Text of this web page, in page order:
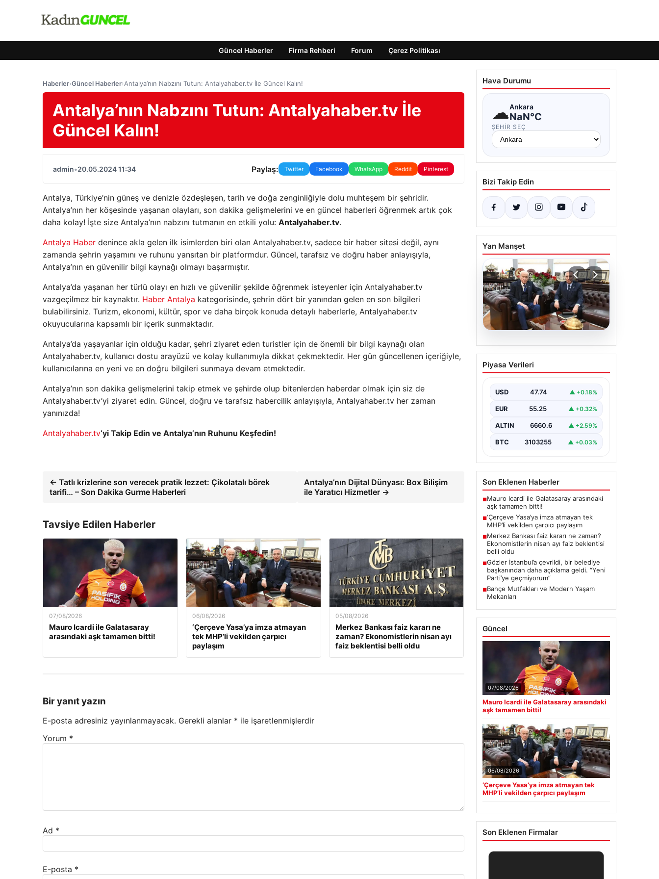
Güncel Haberler Firma Rehberi Forum Çerez Politikası
Haberler›Güncel Haberler›Antalya’nın Nabzını Tutun: Antalyahaber.tv İle Güncel Kalın!
Antalya’nın Nabzını Tutun: Antalyahaber.tv İle
Güncel Kalın!
admin•20.05.2024 11:34 Paylaş: Twitter Facebook WhatsApp Reddit Pinterest
Antalya, Türkiye’nin güneş ve denizle özdeşleşen, tarih ve doğa zenginliğiyle dolu muhteşem bir şehridir.
Antalya’nın her köşesinde yaşanan olayları, son dakika gelişmelerini ve en güncel haberleri öğrenmek artık çok
daha kolay! İşte size Antalya’nın nabzını tutmanın en etkili yolu: Antalyahaber.tv.
Antalya Haber denince akla gelen ilk isimlerden biri olan Antalyahaber.tv, sadece bir haber sitesi değil, aynı
zamanda şehrin yaşamını ve ruhunu yansıtan bir platformdur. Güncel, tarafsız ve doğru haber anlayışıyla,
Antalya’nın en güvenilir bilgi kaynağı olmayı başarmıştır.
Antalya’da yaşanan her türlü olayı en hızlı ve güvenilir şekilde öğrenmek isteyenler için Antalyahaber.tv
vazgeçilmez bir kaynaktır. Haber Antalya kategorisinde, şehrin dört bir yanından gelen en son bilgileri
bulabilirsiniz. Turizm, ekonomi, kültür, spor ve daha birçok konuda detaylı haberlerle, Antalyahaber.tv
okuyucularına kapsamlı bir içerik sunmaktadır.
Antalya’da yaşayanlar için olduğu kadar, şehri ziyaret eden turistler için de önemli bir bilgi kaynağı olan
Antalyahaber.tv, kullanıcı dostu arayüzü ve kolay kullanımıyla dikkat çekmektedir. Her gün güncellenen içeriğiyle,
kullanıcılarına en yeni ve en doğru bilgileri sunmaya devam etmektedir.
Antalya’nın son dakika gelişmelerini takip etmek ve şehirde olup bitenlerden haberdar olmak için siz de
Antalyahaber.tv’yi ziyaret edin. Güncel, doğru ve tarafsız habercilik anlayışıyla, Antalyahaber.tv her zaman
yanınızda!
Antalyahaber.tv‘yi Takip Edin ve Antalya’nın Ruhunu Keşfedin!
← Tatlı krizlerine son verecek pratik lezzet: Çikolatalı börek
tarifi… – Son Dakika Gurme Haberleri
Antalya’nın Dijital Dünyası: Box Bilişim
ile Yaratıcı Hizmetler →
Tavsiye Edilen Haberler
07/08/2026
Mauro Icardi ile Galatasaray
arasındaki aşk tamamen bitti!
06/08/2026
‘Çerçeve Yasa’ya imza atmayan
tek MHP’li vekilden çarpıcı
paylaşım
05/08/2026
Merkez Bankası faiz kararı ne
zaman? Ekonomistlerin nisan ayı
faiz beklentisi belli oldu
Bir yanıt yazın
E-posta adresiniz yayınlanmayacak. Gerekli alanlar * ile işaretlenmişlerdir
Yorum *
Ad *
E-posta *
Hava Durumu
☁Ankara
NaN°C
ŞEHIR SEÇ
Bizi Takip Edin
Yan Manşet
06.08.2026
‘Çerçeve Yasa’ya imza
atmayan tek MHP’li
paylaşım
Piyasa Verileri
USD 47.74 ▲ +0.18%
EUR 55.25 ▲ +0.32%
ALTIN 6660.6 ▲ +2.59%
BTC 3103255 ▲ +0.03%
Son Eklenen Haberler
■Mauro Icardi ile Galatasaray arasındaki
aşk tamamen bitti!
■‘Çerçeve Yasa’ya imza atmayan tek
MHP’li vekilden çarpıcı paylaşım
■Merkez Bankası faiz kararı ne zaman?
Ekonomistlerin nisan ayı faiz beklentisi
belli oldu
■Gözler İstanbul’a çevrildi, bir belediye
başkanından daha açıklama geldi. “Yeni
Parti’ye geçmiyorum”
■Bahçe Mutfakları ve Modern Yaşam
Mekanları
Güncel
07/08/2026
Mauro Icardi ile Galatasaray arasındaki
aşk tamamen bitti!
06/08/2026
‘Çerçeve Yasa’ya imza atmayan tek
MHP’li vekilden çarpıcı paylaşım
Son Eklenen Firmalar